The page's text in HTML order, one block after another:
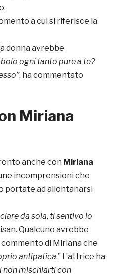
a cui si riferisce la
donna avrebbe
ogni tanto pure a te?
, ha commentato
Miriana
anche con Miriana
incomprensioni che
portate ad allontanarsi
da sola, ti sentivo io
Qualcuno avrebbe
di Miriana che
antipatica.” L’attrice ha
non mischiarti con